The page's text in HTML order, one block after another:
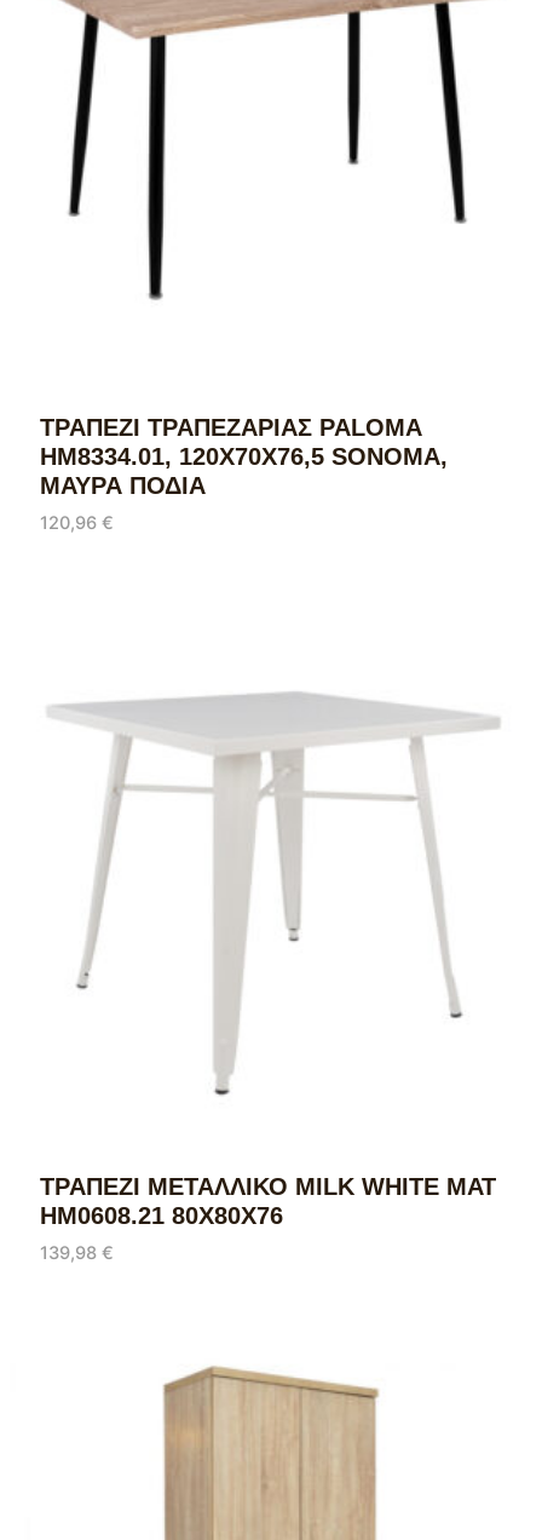
ΤΡΑΠΕΖΙ ΤΡΑΠΕΖΑΡΙΑΣ PALOMA
HM8334.01, 120X70Χ76,5 SONΟMA,
ΜΑΥΡΑ ΠΟΔΙΑ
120,96 €
ΤΡΑΠΕΖΙ ΜΕΤΑΛΛΙΚΟ MILK WHITE ΜΑΤ
HM0608.21 80X80X76
139,98 €